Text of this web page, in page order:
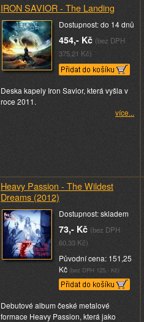
IRON SAVIOR - The Landing
Dostupnost: do 14 dnů
454,- Kč (bez DPH
375,21 Kč)
Deska kapely Iron Savior, která vyšla v
roce 2011.
více...
Heavy Passion - The Wildest
Dreams (2012)
Dostupnost: skladem
73,- Kč (bez DPH
60,33 Kč)
Původní cena: 151,25
Kč (bez DPH 125,- Kč)
Debutové album české metalové
formace Heavy Passion, která jako